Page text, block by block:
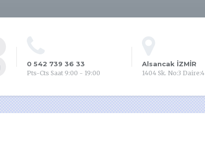
0 542 739 36 33
Pts-Cts Saat 9:00 - 19:00
Alsancak İZMİR
1404 Sk. No:3 Daire:4